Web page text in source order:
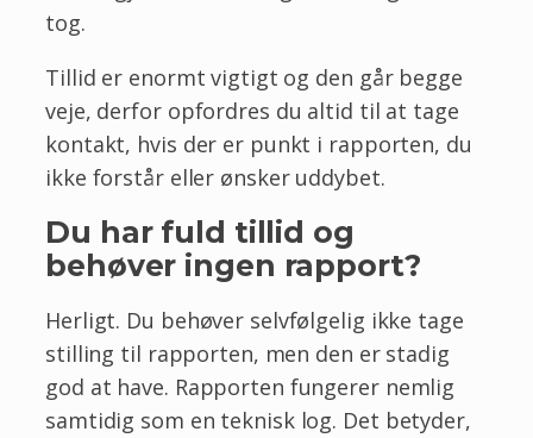
tog.
Tillid er enormt vigtigt og den går begge
veje, derfor opfordres du altid til at tage
kontakt, hvis der er punkt i rapporten, du
ikke forstår eller ønsker uddybet.
Du har fuld tillid og
behøver ingen rapport?
Herligt. Du behøver selvfølgelig ikke tage
stilling til rapporten, men den er stadig
god at have. Rapporten fungerer nemlig
samtidig som en teknisk log. Det betyder,